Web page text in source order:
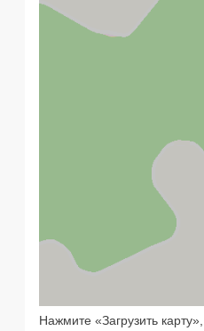
Нажмите «Загрузить